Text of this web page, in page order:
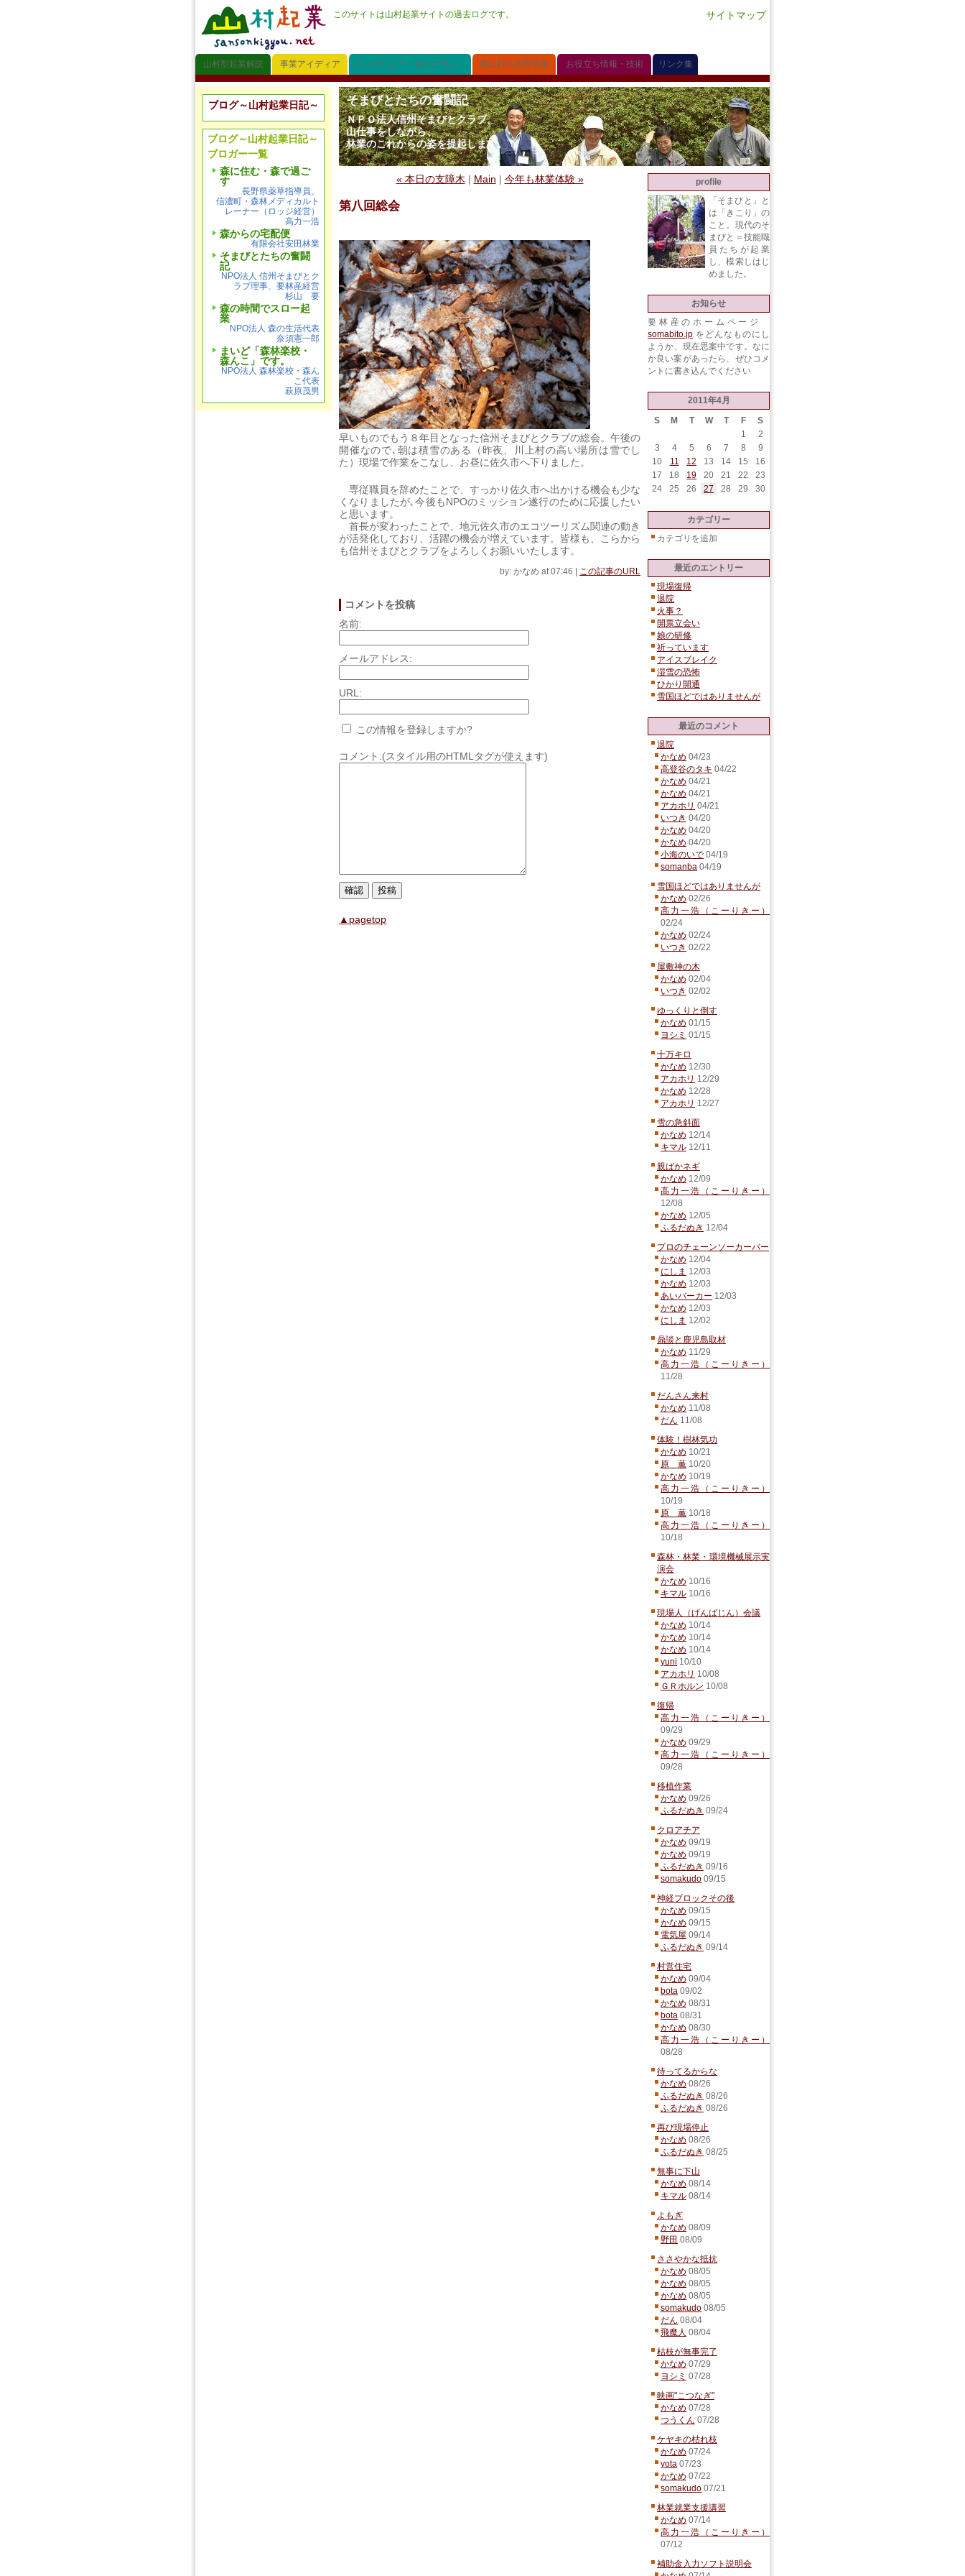
このサイトは山村起業サイトの過去ログです。 サイトマップ
山村型起業解説 事業アイディア インタビュー「先人に学ぶ」 農山村の背景情報 お役立ち情報・技術 リンク集
そまびとたちの奮闘記
ＮＰＯ法人信州そまびとクラブ。
山仕事をしながら、
林業のこれからの姿を提起します。
« 本日の支障木 | Main | 今年も林業体験 »
第八回総会
早いものでもう８年目となった信州そまびとクラブの総会。午後の
開催なので､朝は積雪のある（昨夜、川上村の高い場所は雪でし
た）現場で作業をこなし、お昼に佐久市へ下りました。
専従職員を辞めたことで、すっかり佐久市へ出かける機会も少な
くなりましたが､今後もNPOのミッション遂行のために応援したい
と思います。
首長が変わったことで、地元佐久市のエコツーリズム関連の動き
が活発化しており、活躍の機会が増えています。皆様も、こらから
も信州そまびとクラブをよろしくお願いいたします。
by: かなめ at 07:46 この記事のURL
コメントを投稿
名前:
メールアドレス:
URL:
この情報を登録しますか?
コメント:(スタイル用のHTMLタグが使えます)
▲pagetop
profile
「そまびと」と
は「きこり」の
こと。現代のそ
まびと＝技能職
員たちが起業
し、模索しはじ
めました。
お知らせ
要林産のホームページ
somabito.jp をどんなものにし
ようか、現在思案中です。なに
か良い案があったら、ぜひコメ
ントに書き込んでください
2011年4月
S
M T W T F
S
1
2
3
4 5 6 7 8
9
10
11 12 13 14 15
16
17
18 19 20 21 22
23
24
25 26 27 28 29 30
カテゴリー
カテゴリを追加
最近のエントリー
現場復帰
退院
火事？
開票立会い
娘の研修
祈っています
アイスブレイク
湿雪の恐怖
ひかり開通
雪国ほどではありませんが
最近のコメント
退院
かなめ 04/23
高登谷のタキ 04/22
かなめ 04/21
かなめ 04/21
アカホリ 04/21
いつき 04/20
かなめ 04/20
かなめ 04/20
小海のいで 04/19
somanba 04/19
雪国ほどではありませんが
かなめ 02/26
高力一浩（こーりきー）
02/24
かなめ 02/24
いつき 02/22
屋敷神の木
かなめ 02/04
いつき 02/02
ゆっくりと倒す
かなめ 01/15
ヨシミ 01/15
十万キロ
かなめ 12/30
アカホリ 12/29
かなめ 12/28
アカホリ 12/27
雪の急斜面
かなめ 12/14
キマル 12/11
親ばかネギ
かなめ 12/09
高力一浩（こーりきー）
12/08
かなめ 12/05
ふるだぬき 12/04
プロのチェーンソーカーバー
かなめ 12/04
にしま 12/03
かなめ 12/03
あいバーカー 12/03
かなめ 12/03
にしま 12/02
鼎談と鹿児島取材
かなめ 11/29
高力一浩（こーりきー）
11/28
だんさん来村
かなめ 11/08
だん 11/08
体験！樹林気功
かなめ 10/21
原 薫 10/20
かなめ 10/19
高力一浩（こーりきー）
10/19
原 薫 10/18
高力一浩（こーりきー）
10/18
森林・林業・環境機械展示実
演会
かなめ 10/16
キマル 10/16
現場人（げんばじん）会議
かなめ 10/14
かなめ 10/14
かなめ 10/14
yuni 10/10
アカホリ 10/08
ＧＲホルン 10/08
復帰
高力一浩（こーりきー）
09/29
かなめ 09/29
高力一浩（こーりきー）
09/28
移植作業
かなめ 09/26
ふるだぬき 09/24
クロアチア
かなめ 09/19
かなめ 09/19
ふるだぬき 09/16
somakudo 09/15
神経ブロックその後
かなめ 09/15
かなめ 09/15
電気屋 09/14
ふるだぬき 09/14
村営住宅
かなめ 09/04
bota 09/02
かなめ 08/31
bota 08/31
かなめ 08/30
高力一浩（こーりきー）
08/28
待ってるからな
かなめ 08/26
ふるだぬき 08/26
ふるだぬき 08/26
再び現場停止
かなめ 08/26
ふるだぬき 08/25
無事に下山
かなめ 08/14
キマル 08/14
よもぎ
かなめ 08/09
野田 08/09
ささやかな抵抗
かなめ 08/05
かなめ 08/05
かなめ 08/05
somakudo 08/05
だん 08/04
飛魔人 08/04
枯枝が無事完了
かなめ 07/29
ヨシミ 07/28
映画"こつなぎ"
かなめ 07/28
つうくん 07/28
ケヤキの枯れ枝
かなめ 07/24
yota 07/23
かなめ 07/22
somakudo 07/21
林業就業支援講習
かなめ 07/14
高力一浩（こーりきー）
07/12
補助金入力ソフト説明会
ブログ～山村起業日記～
ブログ～山村起業日記～
ブロガー一覧
森に住む・森で過ご
す
長野県薬草指導員、
信濃町・森林メディカルト
レーナー（ロッジ経営）
高力一浩
森からの宅配便
有限会社安田林業
そまびとたちの奮闘
記
NPO法人 信州そまびとク
ラブ理事、要林産経営
杉山 要
森の時間でスロー起
業
NPO法人 森の生活代表
奈須憲一郎
まいど「森林楽校・
森んこ」です。
NPO法人 森林楽校・森ん
こ代表
萩原茂男